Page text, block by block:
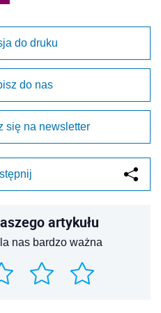
do druku
do nas
się na newsletter
artykułu
nas bardzo ważna